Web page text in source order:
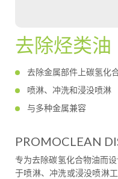
去除烃类油
去除金属部件上碳氢化
喷淋、冲洗和浸没喷淋
与多种金属兼容
PROMOCLEAN
专为去除碳氢化合物油而
于喷淋、冲洗或浸没喷淋